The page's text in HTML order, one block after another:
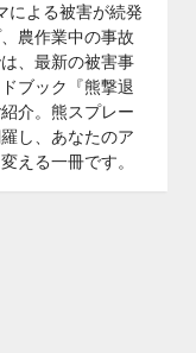
による被害が続発
農作業中の事故
、最新の被害事
ブック『熊撃退
介。熊スプレー
し、あなたのア
える一冊です。